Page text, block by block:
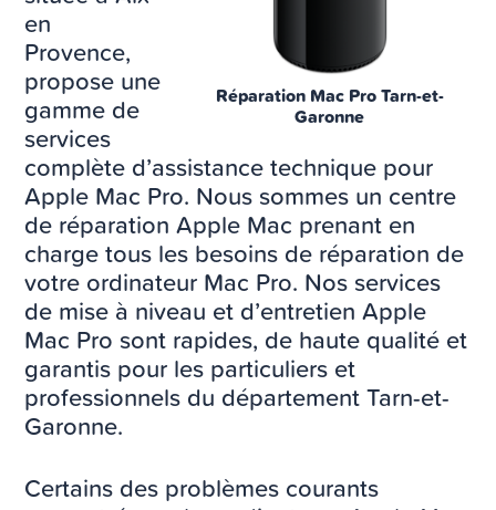
Réparation Mac Pro Tarn-et-
Garonne
en
Provence,
propose une
gamme de
services
complète d’assistance technique pour
Apple Mac Pro. Nous sommes un centre
de réparation Apple Mac prenant en
charge tous les besoins de réparation de
votre ordinateur Mac Pro. Nos services
de mise à niveau et d’entretien Apple
Mac Pro sont rapides, de haute qualité et
garantis pour les particuliers et
professionnels du département Tarn-et-
Garonne.
Certains des problèmes courants